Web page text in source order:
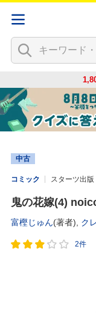
中古
コミック スターツ出版
鬼の花嫁(4)
富樫じゅん(著者), ク
2件